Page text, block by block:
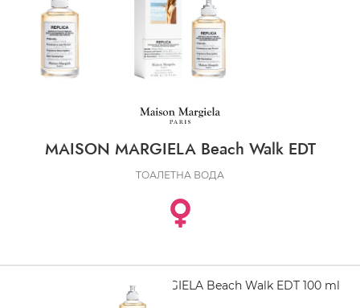
MAISON MARGIELA Beach Walk EDT
ТОАЛЕТНА ВОДА
MAISON MARGIELA Beach Walk EDT 100 ml